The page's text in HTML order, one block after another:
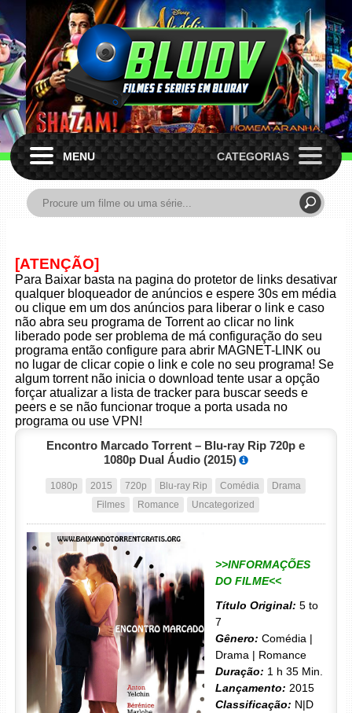
MENU CATEGORIAS
[ATENÇÃO]
Para Baixar basta na pagina do protetor de links desativar
qualquer bloqueador de anúncios e espere 30s em média
ou clique em um dos anúncios para liberar o link e caso
não abra seu programa de Torrent ao clicar no link
liberado pode ser problema de má configuração do seu
programa então configure para abrir MAGNET-LINK ou
no lugar de clicar copie o link e cole no seu programa! Se
algum torrent não inicia o download tente usar a opção
forçar atualizar a lista de tracker para buscar seeds e
peers e se não funcionar troque a porta usada no
programa ou use VPN!
Encontro Marcado Torrent – Blu-ray Rip 720p e
1080p Dual Áudio (2015)
1080p 2015 720p Blu-ray Rip Comédia
Drama
Filmes
Romance Uncategorized
>>INFORMAÇÕES
DO FILME<<
Título Original: 5 to
7
Gênero: Comédia |
Drama | Romance
Duração: 1 h 35 Min.
Lançamento: 2015
Classificação: N|D